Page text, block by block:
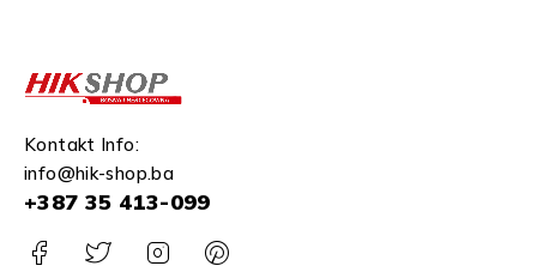
Kontakt Info:
info@hik-shop.ba
+387 35 413-099